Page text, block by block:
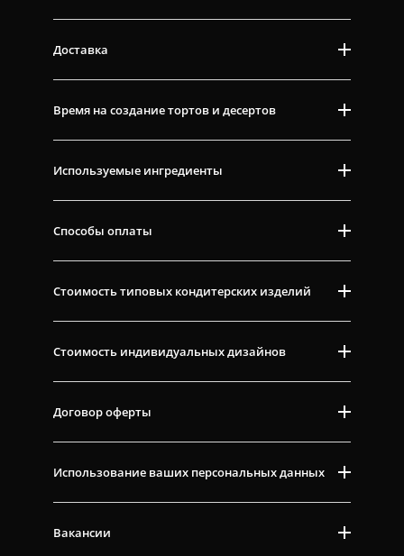
Доставка
Время на создание тортов и десертов
Используемые ингредиенты
Способы оплаты
Стоимость типовых кондитерских изделий
Стоимость индивидуальных дизайнов
Договор оферты
Использование ваших персональных данных
Вакансии